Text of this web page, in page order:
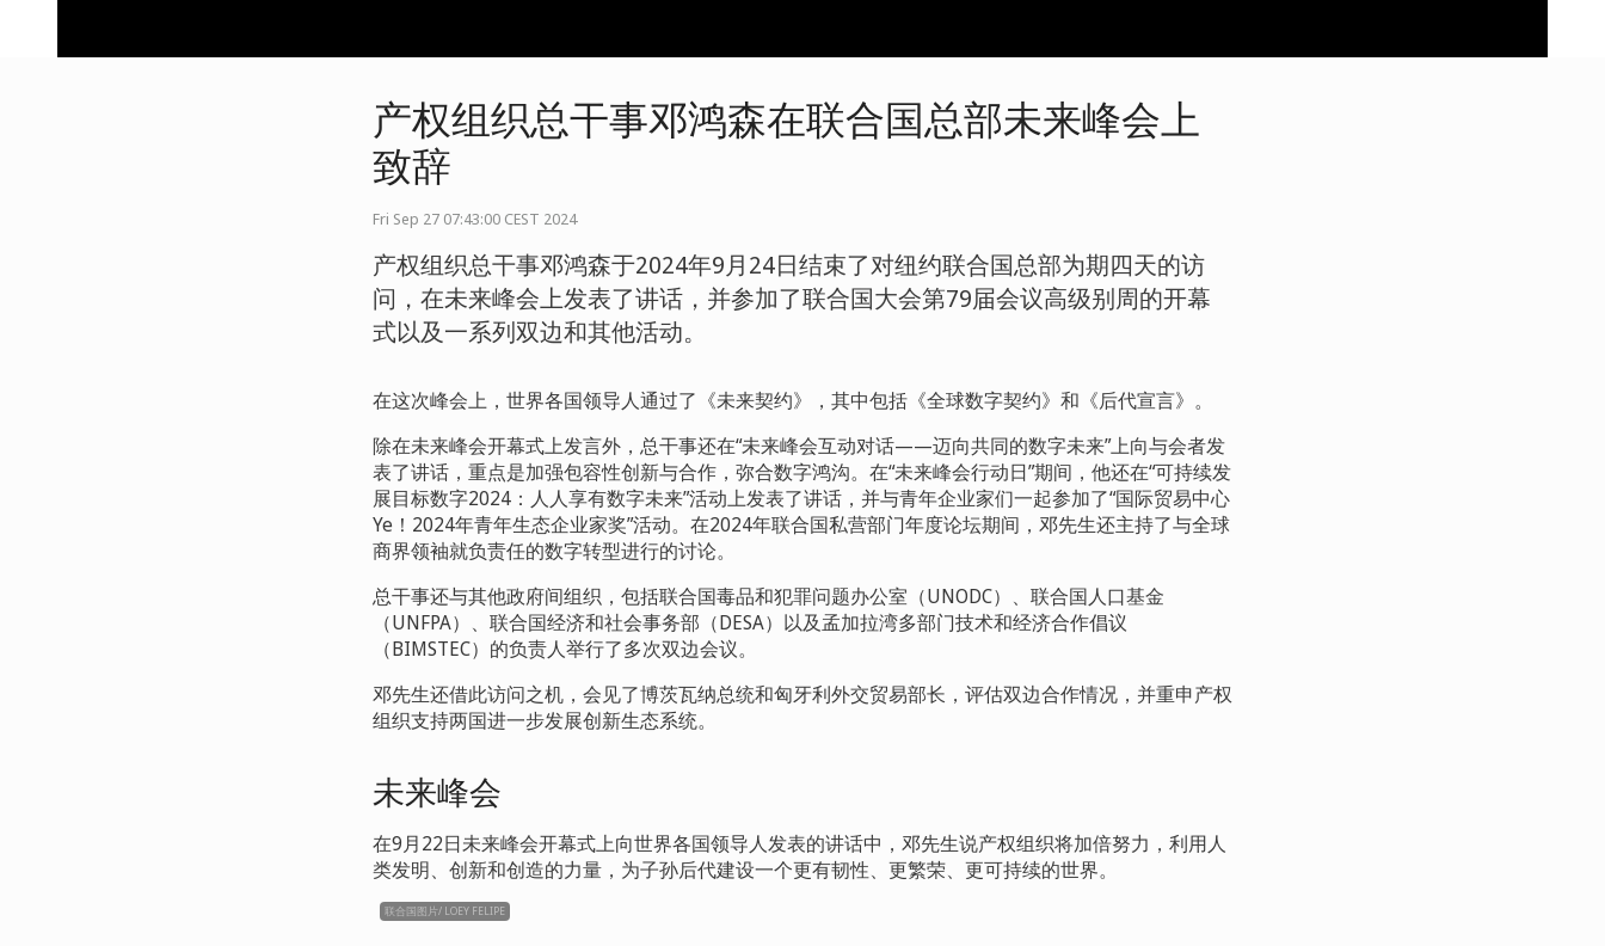
产权组织总干事邓鸿森在联合国总部未来峰会上
致辞
Fri Sep 27 07:43:00 CEST 2024
产权组织总干事邓鸿森于2024年9月24日结束了对纽约联合国总部为期四天的访
问，在未来峰会上发表了讲话，并参加了联合国大会第79届会议高级别周的开幕
式以及一系列双边和其他活动。
在这次峰会上，世界各国领导人通过了《未来契约》，其中包括《全球数字契约》和《后代宣言》。
除在未来峰会开幕式上发言外，总干事还在“未来峰会互动对话——迈向共同的数字未来”上向与会者发
表了讲话，重点是加强包容性创新与合作，弥合数字鸿沟。在“未来峰会行动日”期间，他还在“可持续发
展目标数字2024 ：人人享有数字未来”活动上发表了讲话，并与青年企业家们一起参加了“国际贸易中心
Ye ！ 2024年青年生态企业家奖”活动。在2024年联合国私营部门年度论坛期间，邓先生还主持了与全球
商界领袖就负责任的数字转型进行的讨论。
总干事还与其他政府间组织，包括联合国毒品和犯罪问题办公室（UNODC）、联合国人口基金
（UNFPA）、联合国经济和社会事务部（DESA）以及孟加拉湾多部门技术和经济合作倡议
（BIMSTEC）的负责人举行了多次双边会议。
邓先生还借此访问之机，会见了博茨瓦纳总统和匈牙利外交贸易部长，评估双边合作情况，并重申产权
组织支持两国进一步发展创新生态系统。
未来峰会
在9月22日未来峰会开幕式上向世界各国领导人发表的讲话中，邓先生说产权组织将加倍努力，利用人
类发明、创新和创造的力量，为子孙后代建设一个更有韧性、更繁荣、更可持续的世界。
联合国图片/ LOEY FELIPE